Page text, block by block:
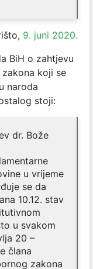
9. juni 2020.
BiH o zahtjevu
koji se
naroda
stoji:
dr. Bože
u vrijeme
se da
10.12. stav
u svakom
20 –
člana
zakona